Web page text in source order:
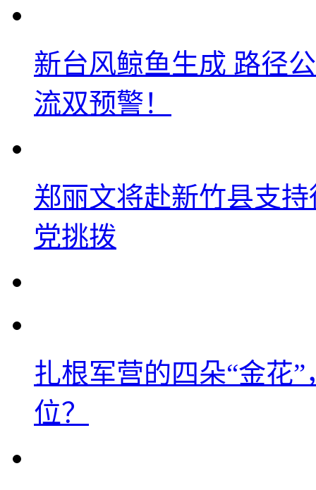
新台风鲸鱼生成 路径
流双预警！
郑丽文将赴新竹县支
党挑拨
扎根军营的四朵“金花
位？